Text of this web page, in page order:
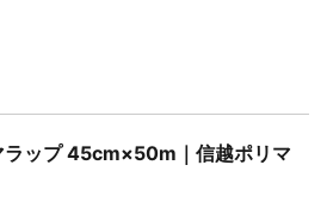
ラップ 45cm×50m｜信越ポリマ